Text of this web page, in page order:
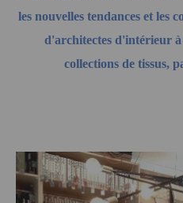
les nouvelles tendances et les
d'architectes d'intérieur
collections de tissus,